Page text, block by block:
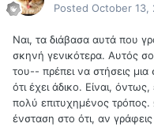
Posted October 13,
Ναι, τα διάβασα αυτά που
σκηνή γενικότερα. Αυτός
του-- πρέπει να στήσεις
ότι έχει άδικο. Είναι,
πολύ επιτυχημένος
ένσταση στο ότι, αν γράφεις